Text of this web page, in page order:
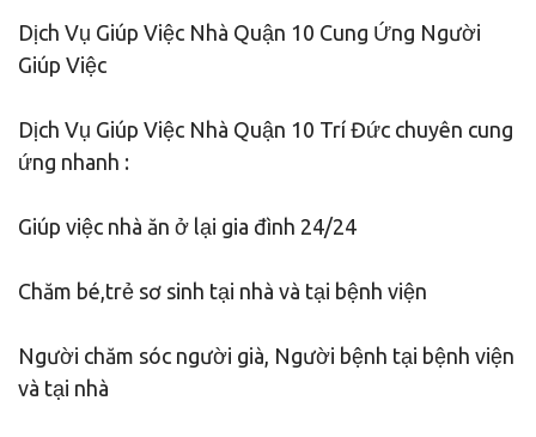
Dịch Vụ Giúp Việc Nhà Quận 10 Cung Ứng Người
Giúp Việc
Dịch Vụ Giúp Việc Nhà Quận 10 Trí Đức chuyên cung
ứng nhanh :
Giúp việc nhà ăn ở lại gia đình 24/24
Chăm bé,trẻ sơ sinh tại nhà và tại bệnh viện
Người chăm sóc người già, Người bệnh tại bệnh viện
và tại nhà